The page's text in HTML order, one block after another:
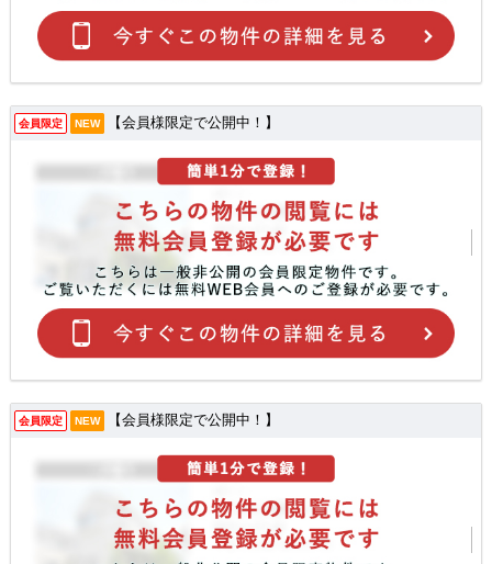
会員限定 NEW 【会員様限定で公開中！】
会員限定 NEW 【会員様限定で公開中！】